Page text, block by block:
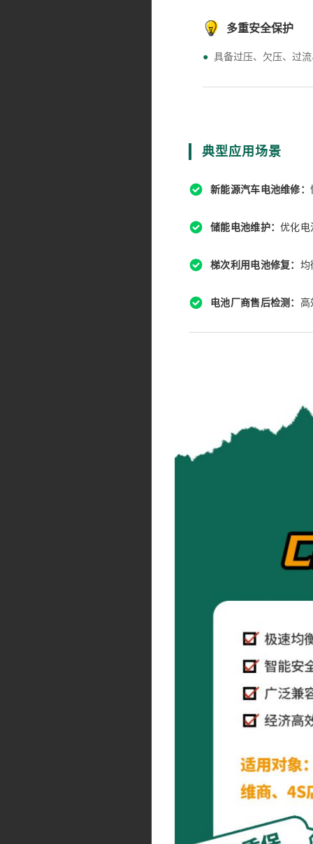
多重安全保护
● 具备过压、欠压、过
典型应用场景
新能源汽车电池维修：
储能电池维护：优化电
梯次利用电池修复： 均
电池厂商售后检测： 高